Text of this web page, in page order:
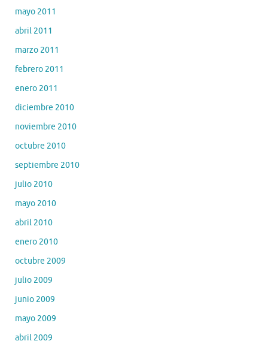
mayo 2011
abril 2011
marzo 2011
febrero 2011
enero 2011
diciembre 2010
noviembre 2010
octubre 2010
septiembre 2010
julio 2010
mayo 2010
abril 2010
enero 2010
octubre 2009
julio 2009
junio 2009
mayo 2009
abril 2009